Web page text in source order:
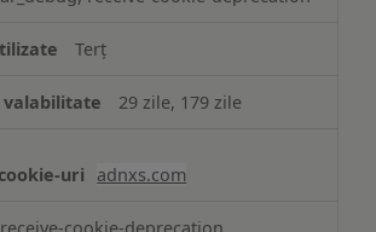
Terț
29 zile, 179 zile
adnxs.com